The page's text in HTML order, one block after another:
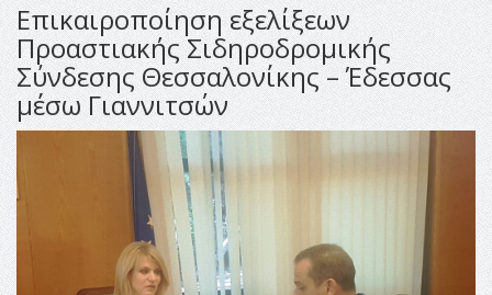
Επικαιροποίηση εξελίξεων
Προαστιακής Σιδηροδρομικής
Σύνδεσης Θεσσαλονίκης – Έδεσσας
μέσω Γιαννιτσών